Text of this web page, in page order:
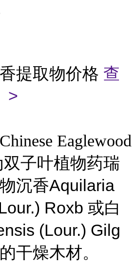
提取物价格 查
>
Chinese Eaglewood
双子叶植物药瑞
沉香Aquilaria
Roxb 或白
(Lour.) Gilg
干燥木材。